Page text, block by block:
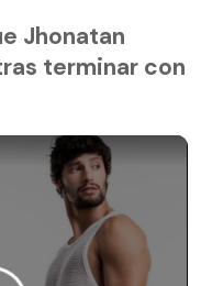
Jhonatan
terminar con